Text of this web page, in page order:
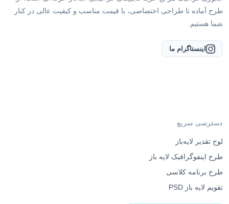
اینستاگرام ما
طرح اینفوگرافیک لایه باز
طرح برنامه کلاسی
تقویم لایه باز PSD
سفارش طراحی اختصاصی